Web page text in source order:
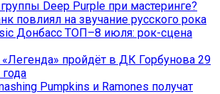
Deep Purple при мастеринге?
повлиял на звучание русского рока
Донбасс ТОП–8 июля: рок-сцена
пройдёт в ДК Горбунова 29
Pumpkins и Ramones получат